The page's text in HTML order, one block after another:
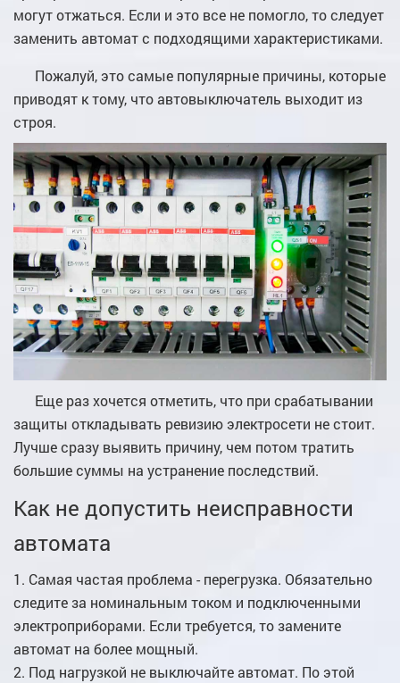
могут отжаться. Если и это все не помогло, то следует
заменить автомат с подходящими характеристиками.
Пожалуй, это самые популярные причины, которые
приводят к тому, что автовыключатель выходит из
строя.
Еще раз хочется отметить, что при срабатывании
защиты откладывать ревизию электросети не стоит.
Лучше сразу выявить причину, чем потом тратить
большие суммы на устранение последствий.
Как не допустить неисправности
автомата
Самая частая проблема - перегрузка. Обязательно
следите за номинальным током и подключенными
электроприборами. Если требуется, то замените
автомат на более мощный.
Под нагрузкой не выключайте автомат. По этой